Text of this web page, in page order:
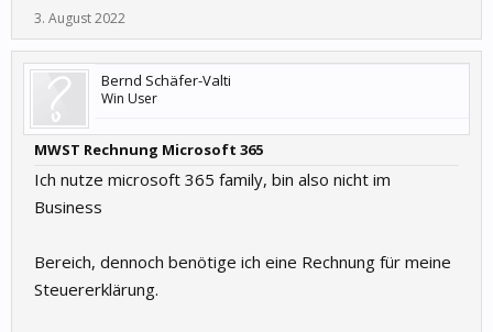
3. August 2022
Bernd Schäfer-Valti
Win User
MWST Rechnung Microsoft 365
Ich nutze microsoft 365 family, bin also nicht im
Business
Bereich, dennoch benötige ich eine Rechnung für meine
Steuererklärung.